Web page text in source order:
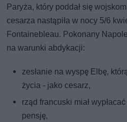
Paryża, który poddał się
cesarza nastąpiła w nocy 5/6
Fontainebleau. Pokonany
na warunki abdykacji:
zesłanie na wyspę Elbę,
życia - jako cesarz,
rząd francuski miał
pensję,